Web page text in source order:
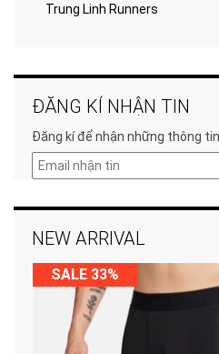
Trung Linh Runners
ĐĂNG KÍ NHẬN TIN
Đăng kí để nhận những thông
NEW ARRIVAL
SALE 33%